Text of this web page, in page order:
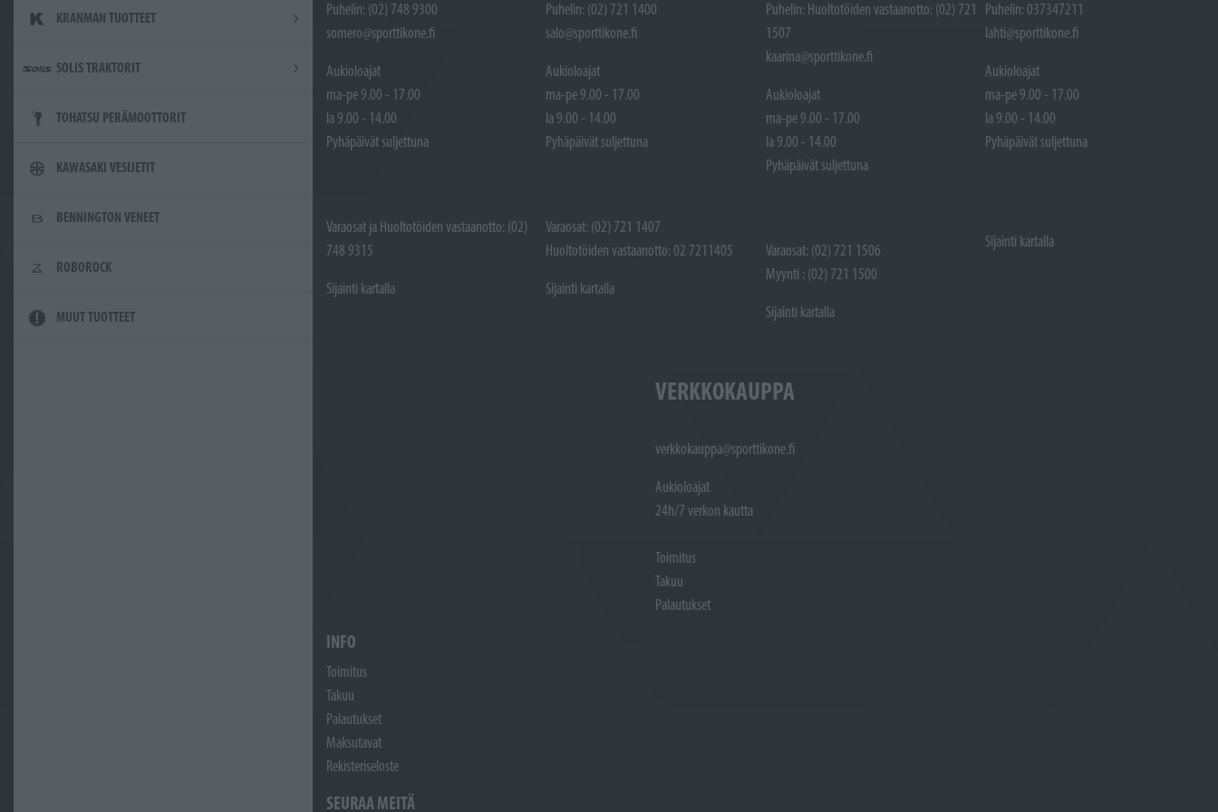
KRANMAN TUOTTEET
SOLIS TRAKTORIT
TOHATSU PERÄMOOTTORIT
KAWASAKI VESIJETIT
BENNINGTON VENEET
ROBOROCK
MUUT TUOTTEET
Puhelin: (02) 748 9300
somero@sporttikone.fi
Aukioloajat
ma-pe 9.00 - 17.00
la 9.00 - 14.00
Pyhäpäivät suljettuna
Varaosat ja Huoltotöiden vastaanotto: (02)
748 9315
Sijainti kartalla
Puhelin: (02) 721 1400
salo@sporttikone.fi
Aukioloajat
ma-pe 9.00 - 17.00
la 9.00 - 14.00
Pyhäpäivät suljettuna
Varaosat: (02) 721 1407
Huoltotöiden vastaanotto: 02 7211405
Sijainti kartalla
Puhelin: Huoltotöiden vastaanotto: (02) 721
1507
kaarina@sporttikone.fi
Aukioloajat
ma-pe 9.00 - 17.00
la 9.00 - 14.00
Pyhäpäivät suljettuna
Varaosat: (02) 721 1506
Myynti : (02) 721 1500
Sijainti kartalla
Puhelin: 037347211
lahti@sporttikone.fi
Aukioloajat
ma-pe 9.00 - 17.00
la 9.00 - 14.00
Pyhäpäivät suljettuna
Sijainti kartalla
VERKKOKAUPPA
verkkokauppa@sporttikone.fi
Aukioloajat
24h/7 verkon kautta
Toimitus
Takuu
Palautukset
INFO
Toimitus
Takuu
Palautukset
Maksutavat
Rekisteriseloste
SEURAA MEITÄ